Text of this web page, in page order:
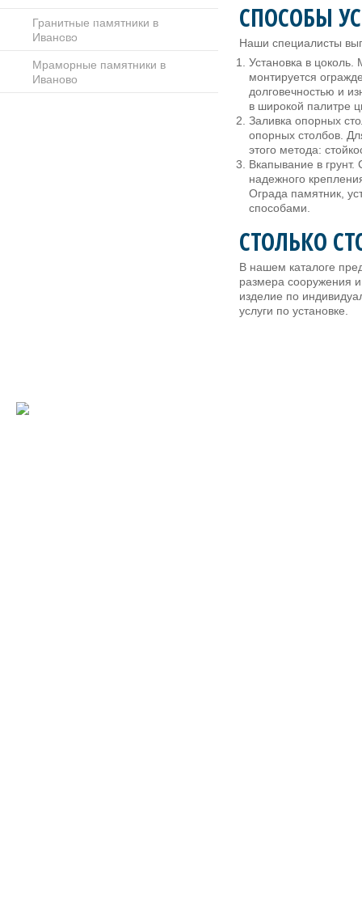
96-91
Гранитные памятники в
Иваново
Мраморные памятники в
Иваново
СПОСОБЫ
Наши специалисты
Установка в цоколь.
монтируется
долговечностью и
в широкой палитре
Заливка опорных
опорных столбов.
этого метода:
Вкапывание в
надежного
Ограда памятник,
способами.
СТОЛЬКО
В нашем каталоге
размера сооружения
изделие по
услуги по установке.